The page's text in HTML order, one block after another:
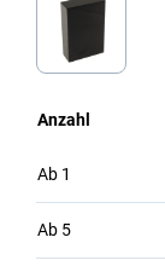
Anzahl
Ab 1
Ab 5